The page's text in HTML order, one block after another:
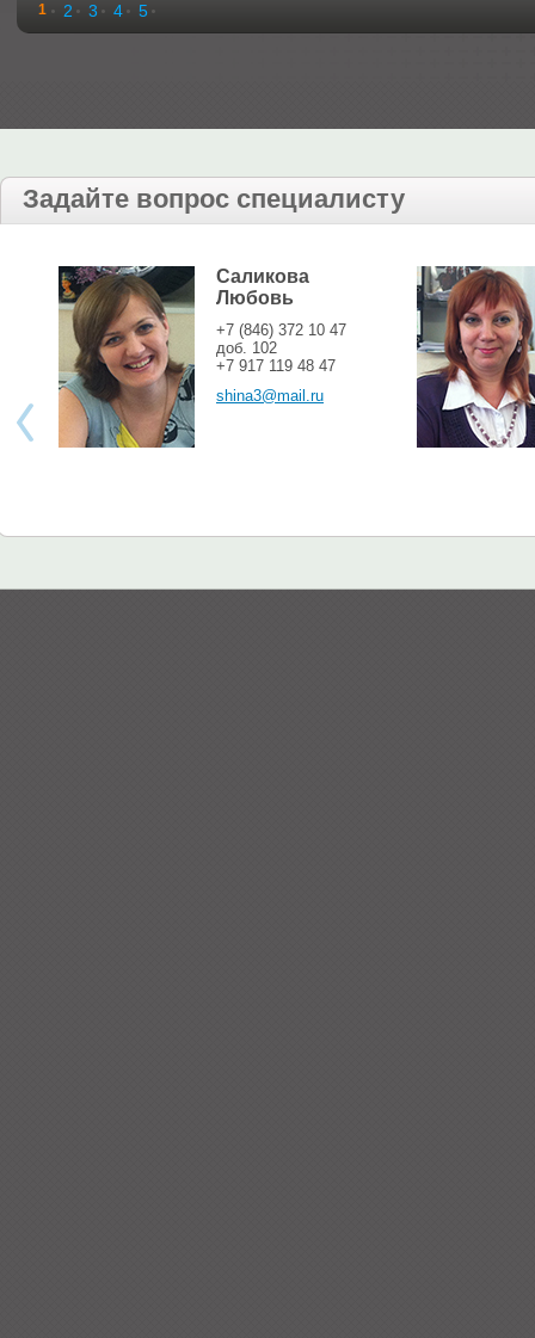
1 2 3 4 5
Задайте вопрос специалисту
Саликова
Любовь
+7 (846) 372 10 47
доб. 102
+7 917 119 48 47
shina3@mail.ru